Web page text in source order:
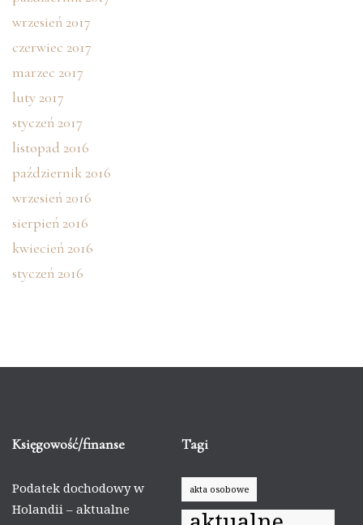
wrzesień 2017
czerwiec 2017
marzec 2017
luty 2017
styczeń 2017
listopad 2016
październik 2016
wrzesień 2016
sierpień 2016
kwiecień 2016
styczeń 2016
Księgowość/finanse
Podatek dochodowy w
Holandii – aktualne
Tagi
akta osobowe